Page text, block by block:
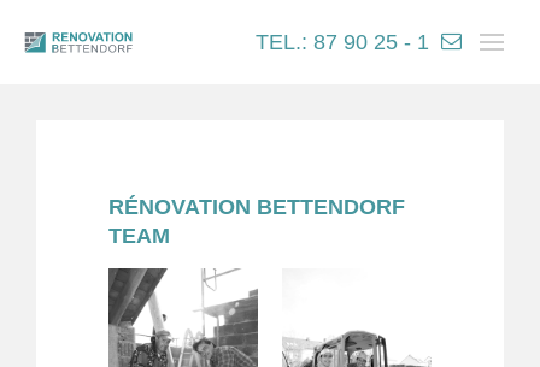
TEL.: 87 90 25 - 1
RÉNOVATION BETTENDORF
TEAM